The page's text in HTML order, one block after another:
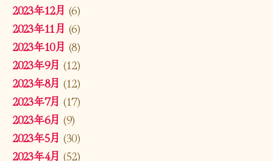
2023年12月 (6)
2023年11月 (6)
2023年10月 (8)
2023年9月 (12)
2023年8月 (12)
2023年7月 (17)
2023年6月 (9)
2023年5月 (30)
2023年4月 (52)